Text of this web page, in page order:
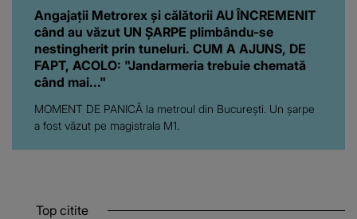
Angajații Metrorex și călătorii AU ÎNCREMENIT
când au văzut UN ȘARPE plimbându-se
nestingherit prin tuneluri. CUM A AJUNS, DE
FAPT, ACOLO: "Jandarmeria trebuie chemată
când mai..."
MOMENT DE PANICĂ la metroul din București. Un șarpe
a fost văzut pe magistrala M1.
Top citite